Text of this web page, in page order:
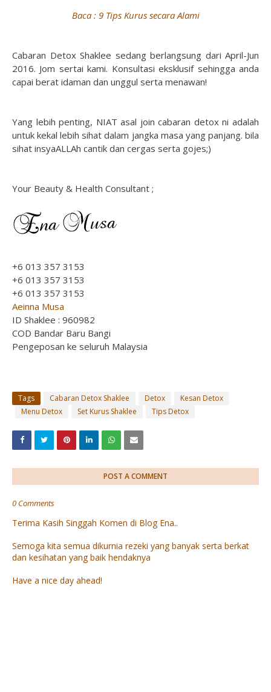
Baca : 9 Tips Kurus secara Alami
Cabaran Detox Shaklee sedang berlangsung dari April-Jun
2016. Jom sertai kami. Konsultasi eksklusif sehingga anda
capai berat idaman dan unggul serta menawan!
Yang lebih penting, NIAT asal join cabaran detox ni adalah
untuk kekal lebih sihat dalam jangka masa yang panjang. bila
sihat insyaALLAh cantik dan cergas serta gojes;)
Your Beauty & Health Consultant ;
+6 013 357 3153
+6 013 357 3153
+6 013 357 3153
Aeinna Musa
ID Shaklee : 960982
COD Bandar Baru Bangi
Pengeposan ke seluruh Malaysia
Tags Cabaran Detox Shaklee Detox
Kesan Detox
Menu Detox
Set Kurus Shaklee Tips Detox
POST A COMMENT
0 Comments
Terima Kasih Singgah Komen di Blog Ena..
Semoga kita semua dikurnia rezeki yang banyak serta berkat
dan kesihatan yang baik hendaknya
Have a nice day ahead!